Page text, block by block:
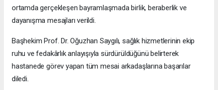
ortamda gerçekleşen bayramlaşmada birlik, beraberlik ve
dayanışma mesajları verildi.
Başhekim Prof. Dr. Oğuzhan Saygılı, sağlık hizmetlerinin ekip
ruhu ve fedakârlık anlayışıyla sürdürüldüğünü belirterek
hastanede görev yapan tüm mesai arkadaşlarına başarılar
diledi.